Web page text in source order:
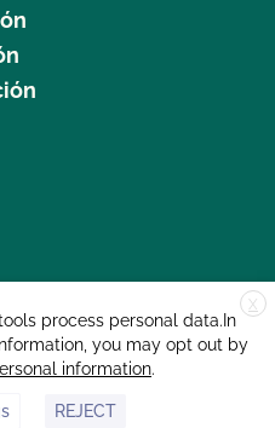
X
process personal data.In
you may opt out by
information.
REJECT